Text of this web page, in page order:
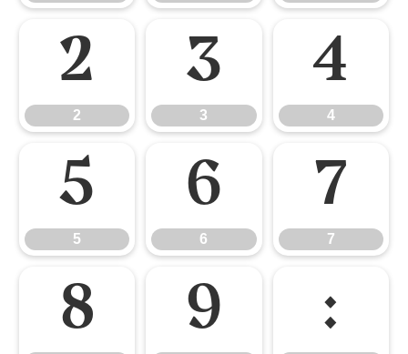
2
2
3
3
4
4
5
5
6
6
7
7
8 9 :